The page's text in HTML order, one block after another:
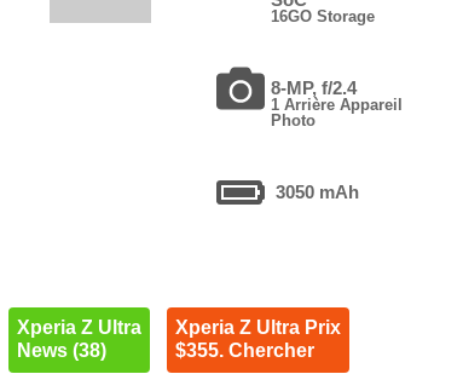
16GO Storage
8-MP, f/2.4
1 Arrière Appareil
Photo
3050 mAh
Xperia Z Ultra
News (38)
Xperia Z Ultra Prix
$355. Chercher